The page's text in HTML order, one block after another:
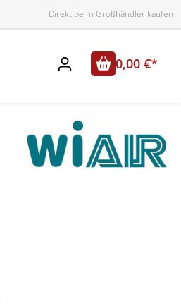
Direkt beim Großhändler kaufen
0,00 €*